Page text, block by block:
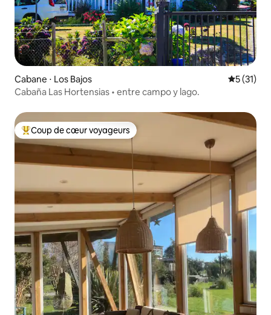
Cabane ⋅ Los Bajos
5 (31)
Cabaña Las Hortensias • entre campo y lago.
Coups de cœur voyageurs les plus appréciés
Coup de cœur voyageurs